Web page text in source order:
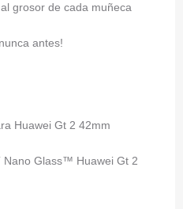
grosor de cada muñeca
antes!
Huawei Gt 2 42mm
Nano Glass™ Huawei Gt 2